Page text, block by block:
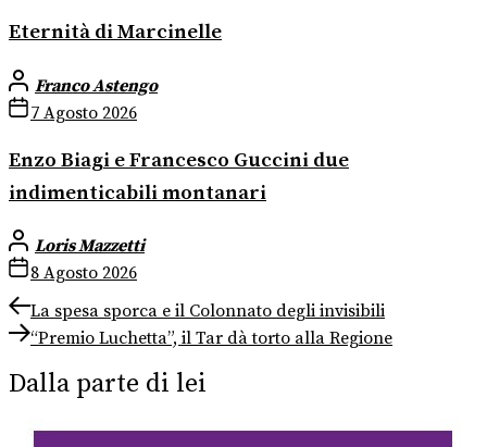
Eternità di Marcinelle
Franco Astengo
7 Agosto 2026
Enzo Biagi e Francesco Guccini due
indimenticabili montanari
Loris Mazzetti
8 Agosto 2026
Navigazione
articoli
Previous
post:
La spesa sporca e il Colonnato degli invisibili
Next
“Premio Luchetta”, il Tar dà torto alla Regione
Dalla parte di lei